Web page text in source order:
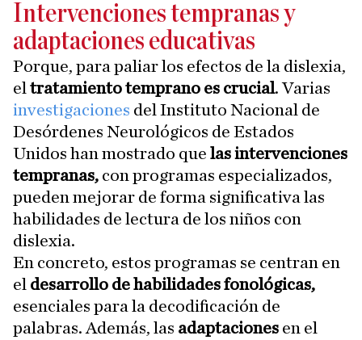
Intervenciones tempranas y
adaptaciones educativas
Porque, para paliar los efectos de la dislexia,
el tratamiento temprano es crucial. Varias
investigaciones del Instituto Nacional de
Desórdenes Neurológicos de Estados
Unidos han mostrado que las intervenciones
tempranas, con programas especializados,
pueden mejorar de forma significativa las
habilidades de lectura de los niños con
dislexia.
En concreto, estos programas se centran en
el desarrollo de habilidades fonológicas,
esenciales para la decodificación de
palabras. Además, las adaptaciones en el